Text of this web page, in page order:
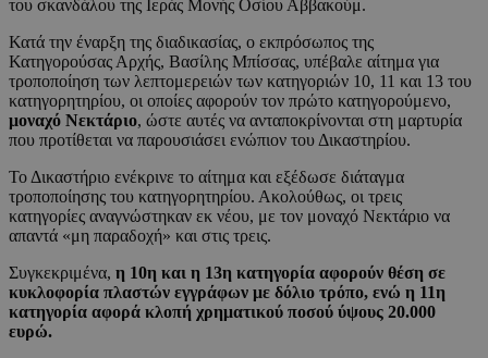
του σκανδάλου της Ιεράς Μονής Οσίου Αββακούμ.
Κατά την έναρξη της διαδικασίας, ο εκπρόσωπος της
Κατηγορούσας Αρχής, Βασίλης Μπίσσας, υπέβαλε αίτημα για
τροποποίηση των λεπτομερειών των κατηγοριών 10, 11 και 13 του
κατηγορητηρίου, οι οποίες αφορούν τον πρώτο κατηγορούμενο,
μοναχό Νεκτάριο, ώστε αυτές να ανταποκρίνονται στη μαρτυρία
που προτίθεται να παρουσιάσει ενώπιον του Δικαστηρίου.
Το Δικαστήριο ενέκρινε το αίτημα και εξέδωσε διάταγμα
τροποποίησης του κατηγορητηρίου. Ακολούθως, οι τρεις
κατηγορίες αναγνώστηκαν εκ νέου, με τον μοναχό Νεκτάριο να
απαντά «μη παραδοχή» και στις τρεις.
Συγκεκριμένα, η 10η και η 13η κατηγορία αφορούν θέση σε
κυκλοφορία πλαστών εγγράφων με δόλιο τρόπο, ενώ η 11η
κατηγορία αφορά κλοπή χρηματικού ποσού ύψους 20.000
ευρώ.